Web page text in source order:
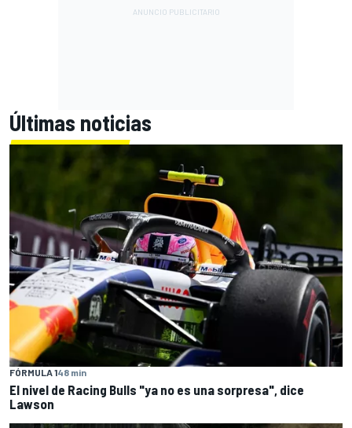
Últimas noticias
FÓRMULA 148 min
El nivel de Racing Bulls "ya no es una sorpresa", dice
Lawson